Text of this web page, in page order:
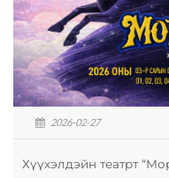
2026-02-27
Хүүхэлдэйн театрт